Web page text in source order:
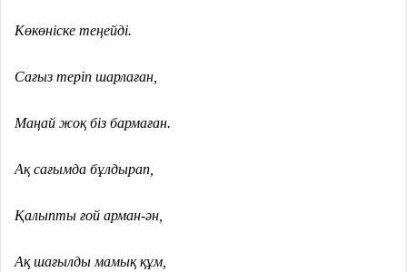
Көкөніске теңейді.
Сағыз теріп шарлаған,
Маңай жоқ біз бармаған.
Ақ сағымда бұлдырап,
Қалыпты ғой арман-ән,
Ақ шағылды мамық құм,